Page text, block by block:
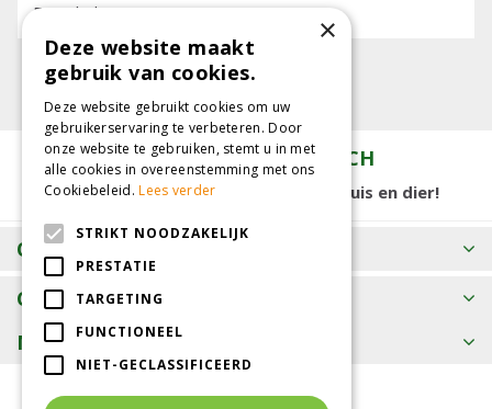
E-mailadres:
TUINCENTRUM KOLBACH
15.000 m2 winkelplezier voor tuin, huis en dier!
OPENINGSTIJDEN
CONTACT
MEER INFORMATIE
×
Deze website maakt
gebruik van cookies.
Deze website gebruikt cookies om uw
gebruikerservaring te verbeteren. Door
onze website te gebruiken, stemt u in met
alle cookies in overeenstemming met ons
Cookiebeleid.Lees verder
STRIKT NOODZAKELIJK
PRESTATIE
TARGETING
FUNCTIONEEL
NIET-GECLASSIFICEERD